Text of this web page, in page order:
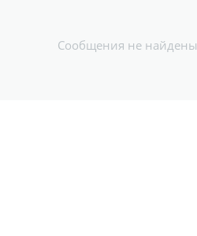
Сообщения не найдены